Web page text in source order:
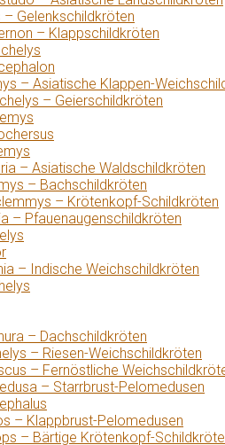
– Gelenkschildkröten
– Klappschildkröten
– Asiatische Klappen-
– Geierschildkröten
– Asiatische Waldschildkröten
– Bachschildkröten
– Krötenkopf-Schildkröten
– Pfauenaugenschildkröten
– Indische Weichschildkröten
– Dachschildkröten
– Riesen-Weichschildkröten
– Fernöstliche
– Starrbrust-Pelomedusen
– Klappbrust-Pelomedusen
– Bärtige Krötenkopf-